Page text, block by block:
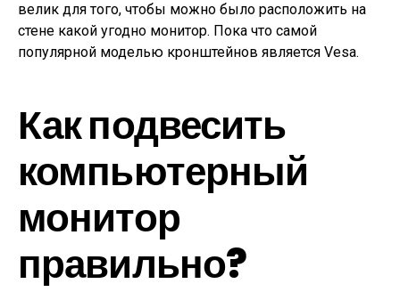
велик для того, чтобы можно было расположить на
стене какой угодно монитор. Пока что самой
популярной моделью кронштейнов является Vesa.
Как подвесить
компьютерный
монитор
правильно?